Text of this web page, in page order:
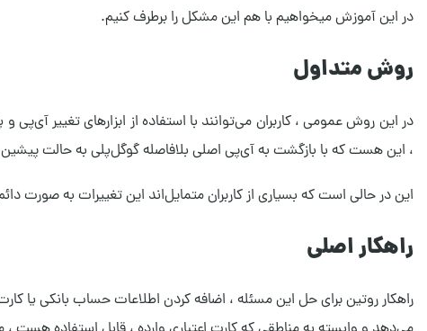
در این آموزش میخواهیم با هم این مشکل را برطرف کنیم.
روش متداول
در این روش عمومی ، کاربران می‌توانند با استفاده از ابزارهای تغییر
، این هست که با بازگشت به آی‌پی اصلی بلافاصله گوگل‌پلی به حالت پیشین
این در حالی است که بسیاری از کاربران متمایل‌اند این تغییرات به صورت
راهکار اصلی
راهکار روتین برای حل این مسئله ، اضافه کردن اطلاعات حساب بانکی یا